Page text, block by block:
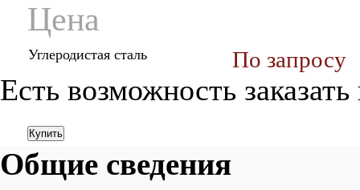
Цена
Углеродистая сталь По запросу
Есть возможность
Купить
Общие сведения